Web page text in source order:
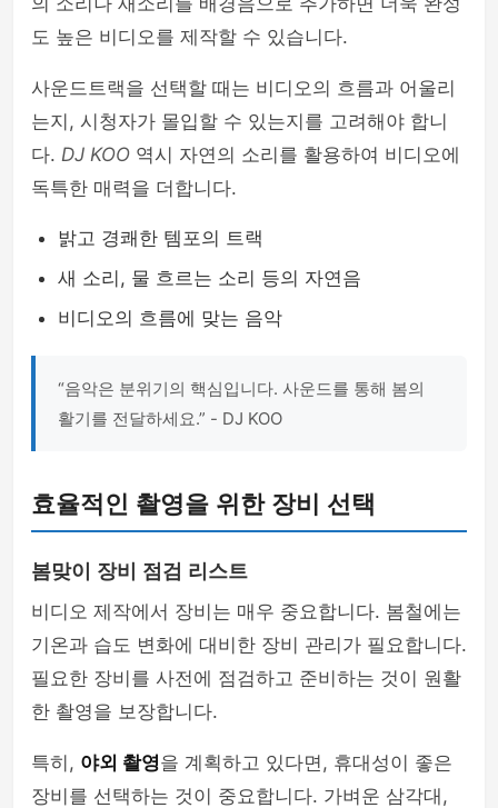
도 높은 비디오를 제작할 수 있습니다.
사운드트랙을 선택할 때는 비디오의 흐름과 어울리
는지, 시청자가 몰입할 수 있는지를 고려해야 합니
다. DJ KOO 역시 자연의 소리를 활용하여 비디오에
독특한 매력을 더합니다.
밝고 경쾌한 템포의 트랙
새 소리, 물 흐르는 소리 등의 자연음
비디오의 흐름에 맞는 음악
“음악은 분위기의 핵심입니다. 사운드를 통해 봄의
활기를 전달하세요.” - DJ KOO
효율적인 촬영을 위한 장비 선택
봄맞이 장비 점검 리스트
비디오 제작에서 장비는 매우 중요합니다. 봄철에는
기온과 습도 변화에 대비한 장비 관리가 필요합니다.
필요한 장비를 사전에 점검하고 준비하는 것이 원활
한 촬영을 보장합니다.
특히, 야외 촬영을 계획하고 있다면, 휴대성이 좋은
장비를 선택하는 것이 중요합니다. 가벼운 삼각대,